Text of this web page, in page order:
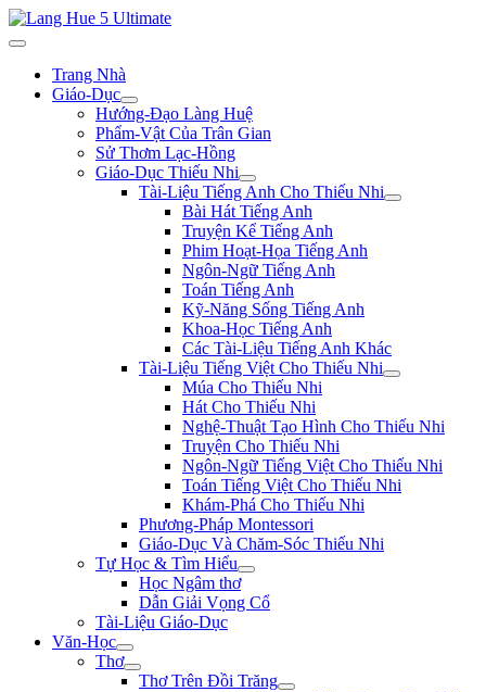
Trang Nhà
Giáo-Dục
Hướng-Đạo Làng Huệ
Phẩm-Vật Của Trân Gian
Sử Thơm Lạc-Hồng
Giáo-Dục Thiếu Nhi
Tài-Liệu Tiếng Anh Cho Thiếu Nhi
Bài Hát Tiếng Anh
Truyện Kể Tiếng Anh
Phim Hoạt-Họa Tiếng Anh
Ngôn-Ngữ Tiếng Anh
Toán Tiếng Anh
Kỹ-Năng Sống Tiếng Anh
Khoa-Học Tiếng Anh
Các Tài-Liệu Tiếng Anh Khác
Tài-Liệu Tiếng Việt Cho Thiếu Nhi
Múa Cho Thiếu Nhi
Hát Cho Thiếu Nhi
Nghệ-Thuật Tạo Hình Cho Thiếu Nhi
Truyện Cho Thiếu Nhi
Ngôn-Ngữ Tiếng Việt Cho Thiếu Nhi
Toán Tiếng Việt Cho Thiếu Nhi
Khám-Phá Cho Thiếu Nhi
Phương-Pháp Montessori
Giáo-Dục Và Chăm-Sóc Thiếu Nhi
Tự Học & Tìm Hiểu
Học Ngâm thơ
Dẫn Giải Vọng Cổ
Tài-Liệu Giáo-Dục
Văn-Học
Thơ
Thơ Trên Đồi Trăng